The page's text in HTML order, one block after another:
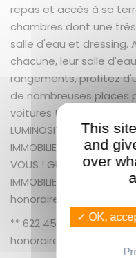
repas et accès à sa
chambres dont une
salle d'eau et dressing.
chacune, leur salle
rangements, profitez
de nombreuses places
voitures ! LES PLUS :
LUMINOSITE -
IMMOBILIER ST MARTIN
VOUS ! GUENNO
IMMOBILIER SUR RENNES
honoraires de
** 622 450 € honoraires
honoraires
This
and
over
✓ OK,